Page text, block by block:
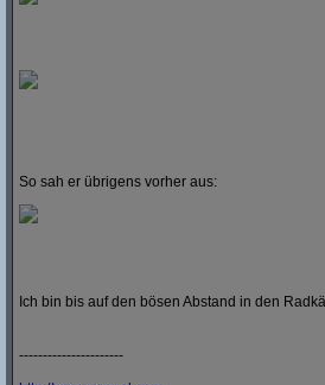
So sah er übrigens vorher aus:
Ich bin bis auf den bösen Abstand in den
----------------------